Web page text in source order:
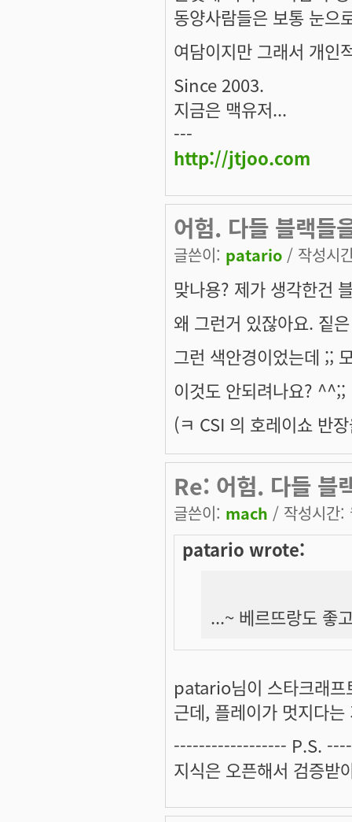
동양사람들은 보통 눈으
여담이지만 그래서 개인
Since 2003.
지금은 맥유저...
---
http://jtjoo.com
어험. 다들 블랙들
글쓴이: patario / 작성시
맞나용? 제가 생각한건
왜 그런거 있잖아요. 짙
그런 색안경이었는데 ;;
이것도 안되려나요? ^^;;
(ㅋ CSI 의 호레이쇼 반
Re: 어험. 다들 블
글쓴이: mach / 작성시간
patario wrote:
...~ 베르뜨랑도 좋
patario님이 스타크래프
근데, 플레이가 멋지다
------------------ P.S.
지식은 오픈해서 검증받